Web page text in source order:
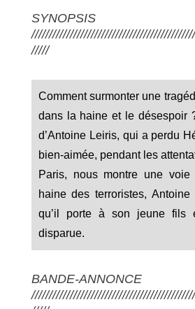
SYNOPSIS
/////
Comment surmonter une
dans la haine et le désespoir
d’Antoine Leiris, qui a perdu
bien-aimée, pendant les
Paris, nous montre une
haine des terroristes, Antoine
qu’il porte à son jeune fils
disparue.
BANDE-ANNONCE